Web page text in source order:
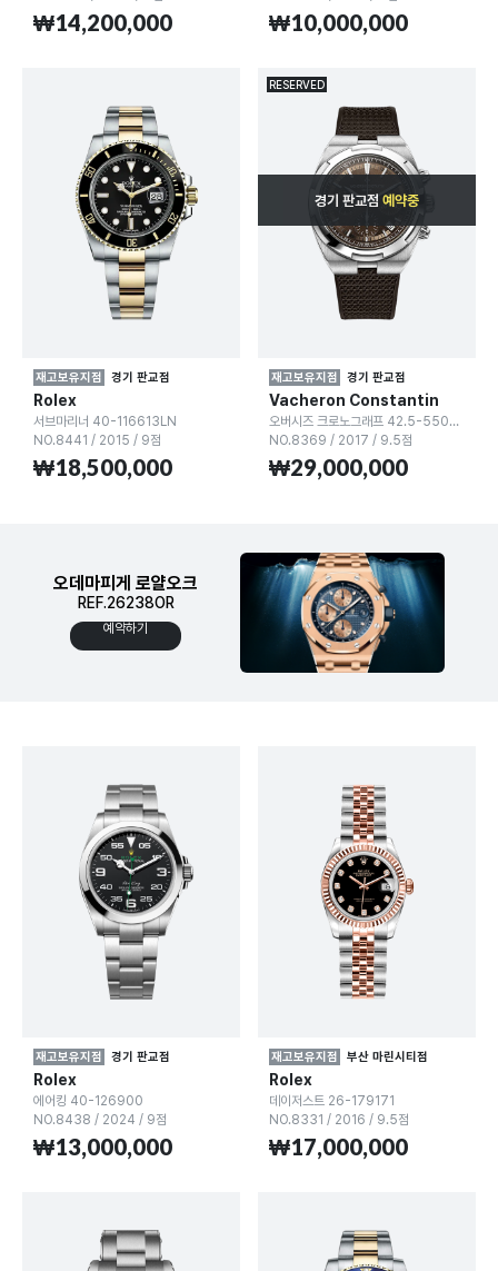
₩14,200,000 ₩10,000,000
재고보유지점 경기 판교점
Rolex
서브마리너 40-116613LN
NO.8441 / 2015 / 9점
₩18,500,000
RESERVED
경기 판교점 예약중
재고보유지점 경기 판교점
Vacheron Constantin
오버시즈 크로노그래프 42.5-5500V/110A
NO.8369 / 2017 / 9.5점
₩29,000,000
오데마피게 로얄오크
REF.26238OR
예약하기
재고보유지점 경기 판교점
Rolex
에어킹 40-126900
NO.8438 / 2024 / 9점
₩13,000,000
재고보유지점 부산 마린시티점
Rolex
데이저스트 26-179171
NO.8331 / 2016 / 9.5점
₩17,000,000